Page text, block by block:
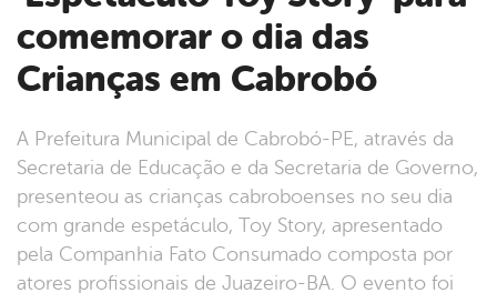
comemorar o dia das
Crianças em Cabrobó
A Prefeitura Municipal de Cabrobó-PE, através da
Secretaria de Educação e da Secretaria de Governo,
presenteou as crianças cabroboenses no seu dia
com grande espetáculo, Toy Story, apresentado
pela Companhia Fato Consumado composta por
atores profissionais de Juazeiro-BA. O evento foi